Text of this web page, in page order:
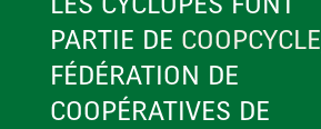
LES CYCLOPES FONT
PARTIE DE COOPCYCLE
FÉDÉRATION DE
COOPÉRATIVES DE